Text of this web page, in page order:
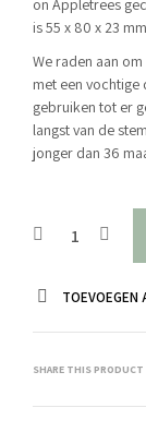
on Appletrees
is 55 x 80 x 23
We raden aan
met een
gebruiken tot er
langst van de
jonger dan 36
TOEVOEGEN
SHARE THIS PRODUCT